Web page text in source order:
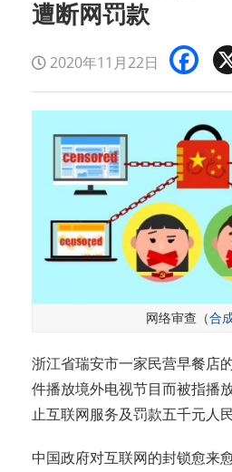
遭断网罚款
2020年11月22日
网络审查（合
浙江省瑞安市一家民营早餐店
件播放境外电视节目而被指播
止互联网服务及罚款五千元人民
中国政府对互联网的封锁愈来